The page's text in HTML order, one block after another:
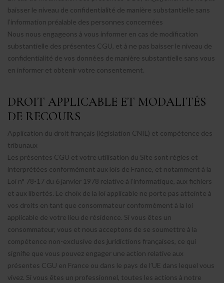
baisser le niveau de confidentialité de manière substantielle sans
l’information préalable des personnes concernées
Nous nous engageons à vous informer en cas de modification
substantielle des présentes CGU, et à ne pas baisser le niveau de
confidentialité de vos données de manière substantielle sans vous
en informer et obtenir votre consentement.
DROIT APPLICABLE ET MODALITÉS
DE RECOURS
Application du droit français (législation CNIL) et compétence des
tribunaux
Les présentes CGU et votre utilisation du Site sont régies et
interprétées conformément aux lois de France, et notamment à la
Loi n° 78-17 du 6 janvier 1978 relative à l’informatique, aux fichiers
et aux libertés. Le choix de la loi applicable ne porte pas atteinte à
vos droits en tant que consommateur conformément à la loi
applicable de votre lieu de résidence. Si vous êtes un
consommateur, vous et nous acceptons de se soumettre à la
compétence non-exclusive des juridictions françaises, ce qui
signifie que vous pouvez engager une action relative aux
présentes CGU en France ou dans le pays de l’UE dans lequel vous
vivez. Si vous êtes un professionnel, toutes les actions à notre